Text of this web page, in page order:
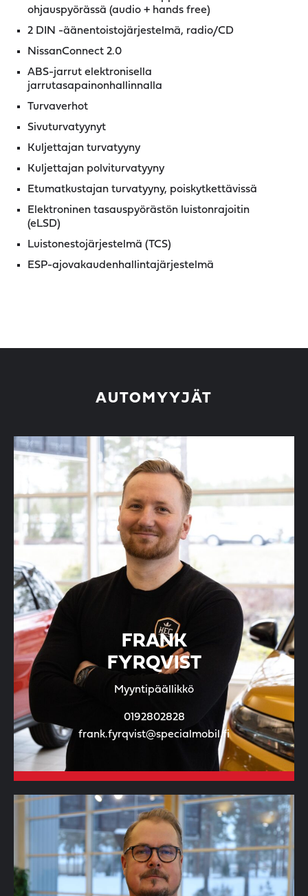
ohjauspyörässä (audio + hands free)
2 DIN -äänentoistojärjestelmä, radio/CD
NissanConnect 2.0
ABS-jarrut elektronisella
jarrutasapainonhallinnalla
Turvaverhot
Sivuturvatyynyt
Kuljettajan turvatyyny
Kuljettajan polviturvatyyny
Etumatkustajan turvatyyny, poiskytkettävissä
Elektroninen tasauspyörästön luistonrajoitin
(eLSD)
Luistonestojärjestelmä (TCS)
ESP-ajovakaudenhallintajärjestelmä
AUTOMYYJÄT
FRANK
FYRQVIST
Myyntipäällikkö
0192802828
frank.fyrqvist@specialmobil.fi